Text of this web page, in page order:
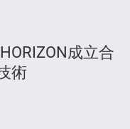
成立合
術